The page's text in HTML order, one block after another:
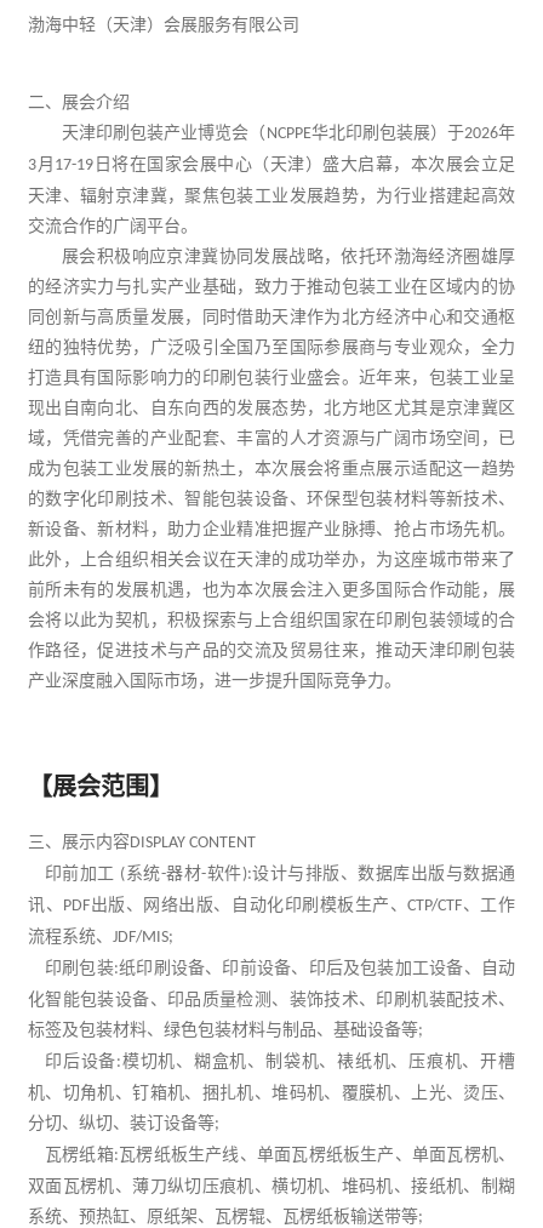
渤海中轻（天津）会展服务有限公司
二、展会介绍
天津印刷包装产业博览会（ NCPPE华北印刷包装展）于2026年
3 月 17-19 日将在国家会展中心（天津）盛大启幕，本次展会立足
天津、辐射京津冀，聚焦包装工业 发展趋势，为行业搭建起高效
交流合作的广阔平台。
展会积极响应京津冀协同发展战略，依托环渤海经济圈雄厚
的经济实力与扎实产业基础，致力于推动包装工业在区域内的协
同创新与高质量发展，同时借助天津作为北方经济中心和 交通枢
纽的独特优势，广泛吸引全国乃至国际参展商与专业观众，全力
打造具有国际影响力的印刷包装行业盛会。近年来，包装工业呈
现出自南向北、自东向西的发展态势，北方地区尤其是京津冀区
域，凭借完善的产业配套、丰富的人才资源与广阔市场空间，已
成为包装工业发展的新热土，本次展会将重点展示适配这一趋势
的数字化印刷技术、智能包装设备、 环保型包装材料等新技术、
新设备、新材料，助力企业精准把握产业脉搏、抢占市场先机。
此外，上合组织相关会议在天津的成功举办，为这座城市带来了
前所未有的发展机遇，也为本次展会注入更多国际合作动能，展
会将以此为契机，积极探索与上合组织国家在印刷包装领域的合
作路径，促进技术与产品的交流及 贸易往来，推动天津印刷包装
产业深度融入国际市场，进一步提升国际竞争力。
【展会范围】
三、展示内容 DISPLAY CONTENT
印前加工 ( 系统-器材-软件):设计与排版、数据库出版与数据通
讯、
PDF出版、网络出版、自动化印刷 模板生产、CTP/CTF、工作
流程系统、 JDF/MIS;
印刷包装:纸印刷设备、印前设备、印后及包装加工设备、自动
化智能包装设备、印品质量检测、装饰技术、印刷机装配技术、
标签及包装材料、绿色包装材料与制品、基础设备等;
印后设备:模切机、糊盒机、制袋机、裱纸机、压痕机、开槽
机、切角机、钉箱机、捆扎机、堆码机、覆膜机、上光、烫压、
分切、纵切、装订设备等;
瓦楞纸箱: 瓦楞纸板生产线、单面瓦楞纸板生产、单面瓦楞机、
双面瓦楞机、薄刀纵切压痕机、横切机、堆码机、接纸机、制糊
系统、预热缸、原纸架、瓦楞辊、瓦楞纸板输送带等;